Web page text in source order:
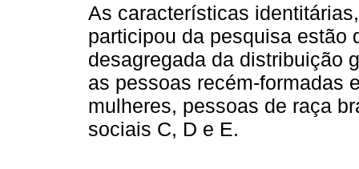
As características
participou da pesquisa estão
desagregada da distribuição
as pessoas recém-formadas
mulheres, pessoas de raça
sociais C, D e E.